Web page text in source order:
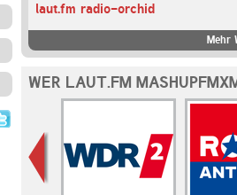
laut.fm radio-orchid
Mehr
WER LAUT.FM